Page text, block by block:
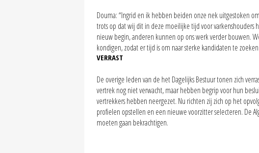
Douma: “Ingrid en ik hebben beiden onze nek uitgestoken
trots op dat wij dit in deze moeilijke tijd voor varkenshouders
nieuw begin, anderen kunnen op ons werk verder bouwen.
kondigen, zodat er tijd is om naar sterke kandidaten te
VERRAST
De overige leden van de het Dagelijks Bestuur tonen zich
vertrek nog niet verwacht, maar hebben begrip voor hun
vertrekkers hebben neergezet. Nu richten zij zich op het
profielen opstellen en een nieuwe voorzitter selecteren. De
moeten gaan bekrachtigen.